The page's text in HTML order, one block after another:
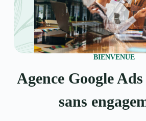
BIENVENUE
Agence Google
sans